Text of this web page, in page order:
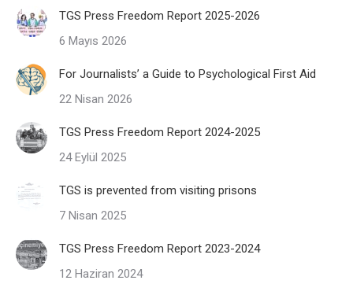
TGS Press Freedom Report 2025-2026
6 Mayıs 2026
For Journalists’ a Guide to Psychological First Aid
22 Nisan 2026
TGS Press Freedom Report 2024-2025
24 Eylül 2025
TGS is prevented from visiting prisons
7 Nisan 2025
TGS Press Freedom Report 2023-2024
12 Haziran 2024